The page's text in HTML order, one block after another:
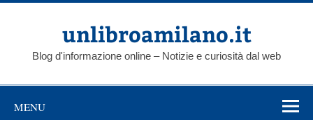
Skip
unlibroamilano.it
Blog d'informazione online – Notizie e curiosità dal web
MENU